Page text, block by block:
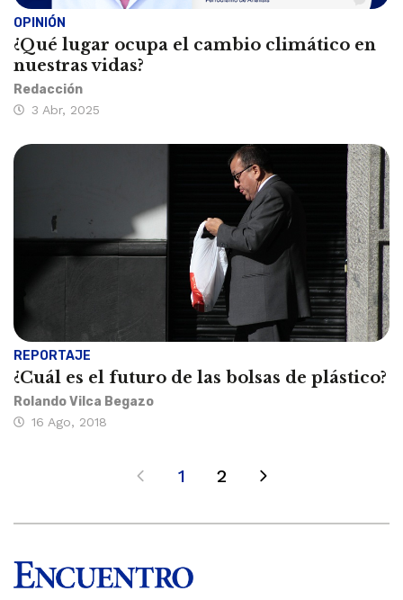
OPINIÓN
¿Qué lugar ocupa el cambio climático en
nuestras vidas?
Redacción
3 Abr, 2025
REPORTAJE
¿Cuál es el futuro de las bolsas de plástico?
Rolando Vilca Begazo
16 Ago, 2018
1 2